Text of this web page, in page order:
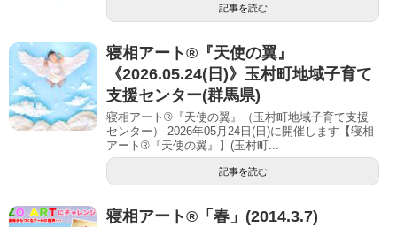
記事を読む
寝相アート®︎『天使の翼』
《2026.05.24(日)》玉村町地域子育て
支援センター(群馬県)
寝相アート®『天使の翼』（玉村町地域子育て支援
センター） 2026年05月24日(日)に開催します【寝相
アート®︎『天使の翼』】(玉村町...
記事を読む
寝相アート®「春」(2014.3.7)